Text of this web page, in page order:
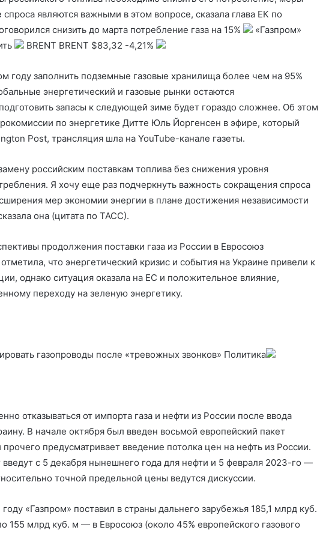
являются важными в этом вопросе, сказала глава ЕК по
снизить до марта потребление газа на 15%
«Газпром»
BRENT BRENT $83,32 -4,21%
году заполнить подземные газовые хранилища более чем на 95%
энергетический и газовые рынки остаются
запасы к следующей зиме будет гораздо сложнее. Об этом
по энергетике Дитте Юль Йоргенсен в эфире, который
Post, трансляция шла на YouTube-канале газеты.
российским поставкам топлива без снижения уровня
Я хочу еще раз подчеркнуть важность сокращения спроса
мер экономии энергии в плане достижения независимости
она (цитата по ТАСС).
продолжения поставки газа из России в Евросоюз
что энергетический кризис и события на Украине привели к
однако ситуация оказала на ЕС и положительное влияние,
переходу на зеленую энергетику.
газопроводы после «тревожных звонков» Политика
отказываться от импорта газа и нефти из России после ввода
В начале октября был введен восьмой европейский пакет
предусматривает введение потолка цен на нефть из России.
введут с 5 декабря нынешнего года для нефти и 5 февраля 2023-го —
точной предельной цены ведутся дискуссии.
«Газпром» поставил в страны дальнего зарубежья 185,1 млрд куб.
155 млрд куб. м — в Евросоюз (около 45% европейского газового
Белгородскую область
Восток
Ближний Восток